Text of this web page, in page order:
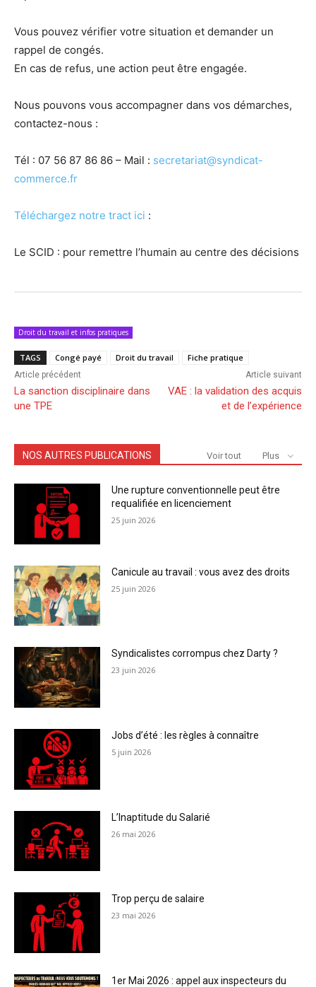
Vous pouvez vérifier votre situation et demander un
rappel de congés.
En cas de refus, une action peut être engagée.
Nous pouvons vous accompagner dans vos démarches,
contactez-nous :
Tél : 07 56 87 86 86 – Mail : secretariat@syndicat-
commerce.fr
Téléchargez notre tract ici :
Le SCID : pour remettre l’humain au centre des décisions
Droit du travail et infos pratiques
TAGS Congé payé Droit du travail Fiche pratique
Article précédent
La sanction disciplinaire dans
une TPE
Article suivant
VAE : la validation des acquis
et de l’expérience
NOS AUTRES PUBLICATIONS Voir tout Plus
Une rupture conventionnelle peut être
requalifiée en licenciement
25 juin 2026
Canicule au travail : vous avez des droits
25 juin 2026
Syndicalistes corrompus chez Darty ?
23 juin 2026
Jobs d’été : les règles à connaître
5 juin 2026
L’Inaptitude du Salarié
26 mai 2026
Trop perçu de salaire
23 mai 2026
1er Mai 2026 : appel aux inspecteurs du